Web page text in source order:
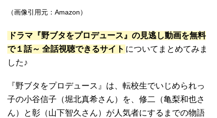
（画像引用元：Amazon）
ドラマ『野ブタをプロデュース』の見逃し動画を無料
で１話～ 全話視聴できるサイト についてまとめてみま
した♪
『野ブタをプロデュース』は、転校生でいじめられっ
子の小谷信子（堀北真希さん）を、修二（亀梨和也さ
ん）と彰（山下智久さん）が人気者にするまでの物語